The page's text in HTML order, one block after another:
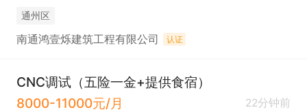
通州区
南通鸿壹烁建筑工程有限公司 认证
CNC调试（五险一金+提供食宿）
8000-11000元/月
22分钟前